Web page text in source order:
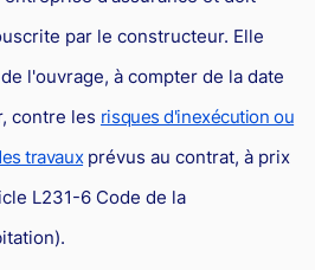
par le constructeur. Elle
l'ouvrage, à compter de la date
contre les risques d'inexécution ou
travaux prévus au contrat, à prix
L231-6 Code de la